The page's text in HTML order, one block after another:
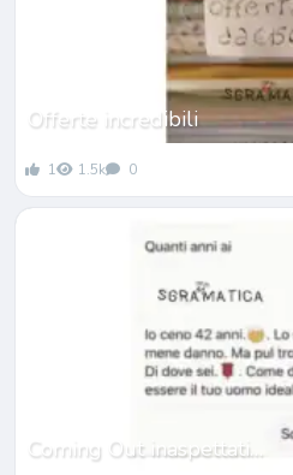
Offerte incredibili
1 1.5k 0
Coming Out inaspettati…